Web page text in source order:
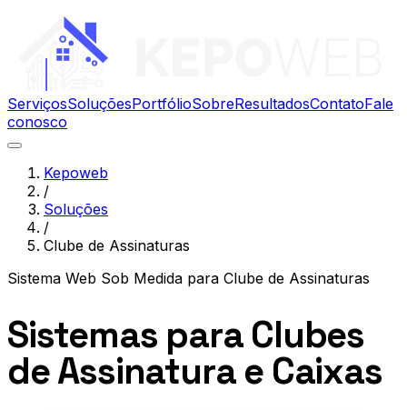
ServiçosSoluçõesPortfólioSobreResultadosContatoFale
conosco
Kepoweb
/
Soluções
/
Clube de Assinaturas
Sistema Web Sob Medida para Clube de Assinaturas
Sistemas para Clubes
de Assinatura e Caixas